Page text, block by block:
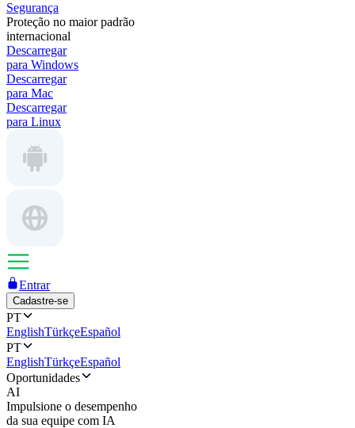
Segurança
Proteção no maior padrão
internacional
Descarregar
para Windows
Descarregar
para Mac
Descarregar
para Linux
Entrar
Cadastre-se
PT
EnglishTürkçeEspañol
PT
EnglishTürkçeEspañol
Oportunidades
AI
Impulsione o desempenho
da sua equipe com IA